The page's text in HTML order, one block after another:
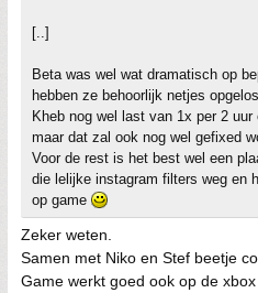
[..]
Beta was wel wat dramatisch op
hebben ze behoorlijk netjes
Kheb nog wel last van 1x per 2 uur
maar dat zal ook nog wel gefixed
Voor de rest is het best wel een
die lelijke instagram filters weg en
op game
Zeker weten.
Samen met Niko en Stef beetje
Game werkt goed ook op de